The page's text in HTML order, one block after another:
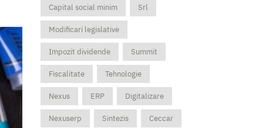
Capital social minim Srl
Modificari legislative
Impozit dividende Summit
Fiscalitate Tehnologie
Nexus ERP Digitalizare
Nexuserp Sintezis Ceccar